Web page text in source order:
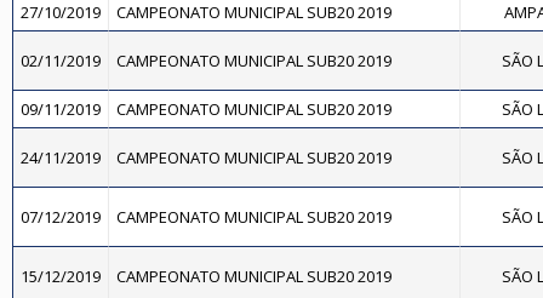
27/10/2019 CAMPEONATO MUNICIPAL SUB20 2019
02/11/2019 CAMPEONATO MUNICIPAL SUB20 2019 SÃO
09/11/2019 CAMPEONATO MUNICIPAL SUB20 2019 SÃO
24/11/2019 CAMPEONATO MUNICIPAL SUB20 2019 SÃO
07/12/2019 CAMPEONATO MUNICIPAL SUB20 2019 SÃO
15/12/2019 CAMPEONATO MUNICIPAL SUB20 2019 SÃO